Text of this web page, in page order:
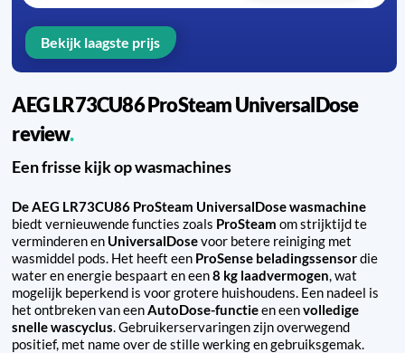
AEG LR73CU86 ProSteam UniversalDose
review
Een frisse kijk op wasmachines
De AEG LR73CU86 ProSteam UniversalDose wasmachine
biedt vernieuwende functies zoals ProSteam om strijktijd te
verminderen en UniversalDosevoor betere reiniging met
wasmiddel pods. Het heeft een ProSense beladingssensordie
water en energie bespaart en een8 kg laadvermogen, wat
mogelijk beperkend is voor grotere huishoudens. Een nadeel is
het ontbreken van eenAutoDose-functieen eenvolledige
snelle wascyclus. Gebruikerservaringen zijn overwegend
positief, met name over de stille werking en gebruiksgemak.
Bekijk laagste prijs